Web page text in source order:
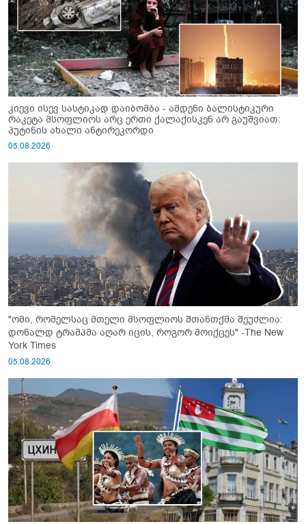
კიევი ისევ სასტიკად დაიბომბა - ამდენი ბალისტიკური
რაკეტა მსოფლიოს არც ერთი ქალაქისკენ არ გაუშვიათ:
პუტინის ახალი ანტირეკორდი
05.08.2026
"ომი, რომელსაც მთელი მსოფლიოს შთანთქმა შეუძლია:
დონალდ ტრამპმა აღარ იცის, როგორ მოიქცეს" -The New
York Times
05.08.2026